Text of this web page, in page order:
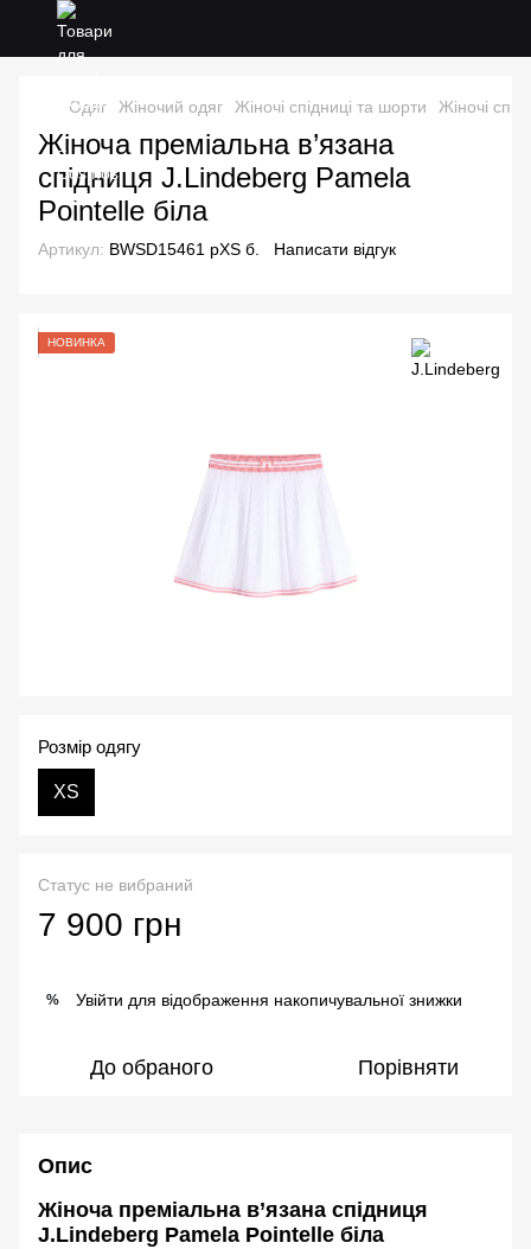
Одяг Жіночий одяг Жіночі спідниці та шорти Жіночі
Жіноча преміальна в’язана
спідниця J.Lindeberg Pamela
Pointelle біла
Артикул: BWSD15461 рXS б. Написати відгук
НОВИНКА
Розмір одягу
XS
Статус не вибраний
7 900 грн
% Увійти для відображення накопичувальної знижки
До обраного Порівняти
Опис
Жіноча преміальна в’язана спідниця
J.Lindeberg Pamela Pointelle біла